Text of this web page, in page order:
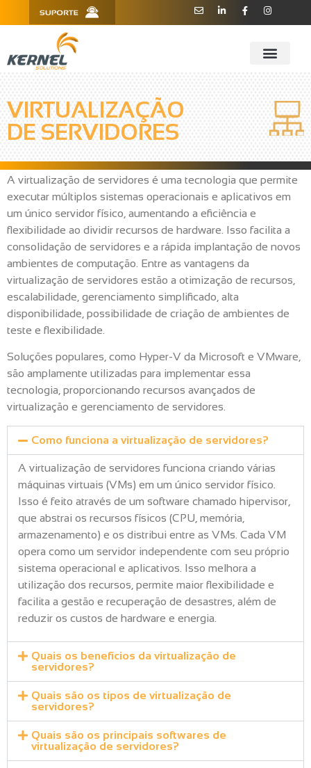
910 - CEP 13208-760 - Jundiaí/SP
VIRTUALIZAÇÃO
DE SERVIDORES
A virtualização de servidores é uma tecnologia que permite
executar múltiplos sistemas operacionais e aplicativos em
um único servidor físico, aumentando a eficiência e
flexibilidade ao dividir recursos de hardware. Isso facilita a
consolidação de servidores e a rápida implantação de novos
ambientes de computação. Entre as vantagens da
virtualização de servidores estão a otimização de recursos,
escalabilidade, gerenciamento simplificado, alta
disponibilidade, possibilidade de criação de ambientes de
teste e flexibilidade.
Soluções populares, como Hyper-V da Microsoft e VMware,
são amplamente utilizadas para implementar essa
tecnologia, proporcionando recursos avançados de
virtualização e gerenciamento de servidores.
Como funciona a virtualização de servidores?
A virtualização de servidores funciona criando várias
máquinas virtuais (VMs) em um único servidor físico.
Isso é feito através de um software chamado hipervisor,
que abstrai os recursos físicos (CPU, memória,
armazenamento) e os distribui entre as VMs. Cada VM
opera como um servidor independente com seu próprio
sistema operacional e aplicativos. Isso melhora a
utilização dos recursos, permite maior flexibilidade e
facilita a gestão e recuperação de desastres, além de
reduzir os custos de hardware e energia.
Quais os benefícios da virtualização de
servidores?
Quais são os tipos de virtualização de
servidores?
Quais são os principais softwares de
virtualização de servidores?